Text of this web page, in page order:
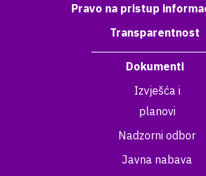
Pravo na pristup
Transparentnost
Dokumenti
Izvješća i
planovi
Nadzorni odbor
Javna nabava